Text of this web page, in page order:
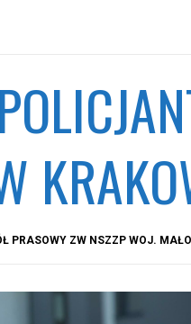
PRASOWY ZW NSZZP WOJ.